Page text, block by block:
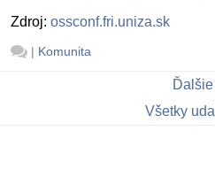
Zdroj: ossconf.fri.uniza.sk
| Komunita
Ďalšie
Všetky